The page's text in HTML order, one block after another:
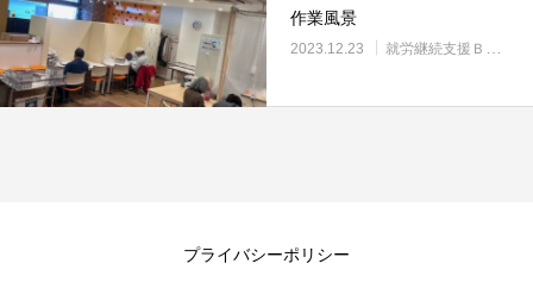
作業風景
2023.12.23 就労継続支援Ｂ型・ニコプレイス
プライバシーポリシー